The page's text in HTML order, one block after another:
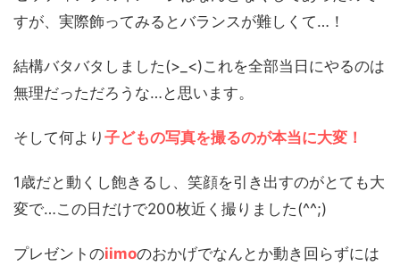
すが、実際飾ってみるとバランスが難しくて…！
結構バタバタしました(>_<)これを全部当日にやるのは
無理だっただろうな…と思います。
そして何より 子どもの写真を撮るのが本当に大変！
1歳だと動くし飽きるし、笑顔を引き出すのがとても大
変で…この日だけで200枚近く撮りました(^^;)
プレゼントのiimoのおかげでなんとか動き回らずには